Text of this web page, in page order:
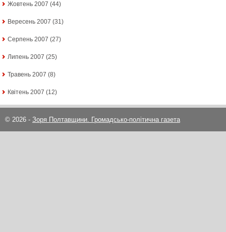
Жовтень 2007 (44)
Вересень 2007 (31)
Серпень 2007 (27)
Липень 2007 (25)
Травень 2007 (8)
Квітень 2007 (12)
© 2026 - Зоря Полтавщини. Громадсько-політична газета